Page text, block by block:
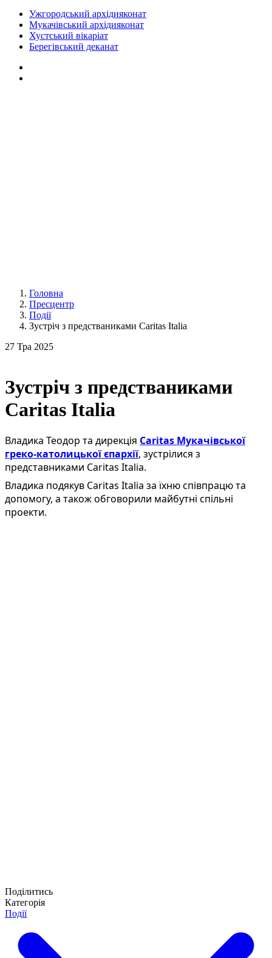
Ужгородський архідияконат
Мукачівський архідияконат
Хустський вікаріат
Берегівський деканат
Головна
Пресцентр
Події
Зустріч з предстваниками Caritas Italia
27 Тра 2025
Зустріч з предстваниками
Caritas Italia
Владика Теодор та дирекція Caritas Мукачівської
греко-католицької єпархії, зустрілися з
представниками Caritas Italia.
Владика подякув Caritas Italia за їхню співпрацю та
допомогу, а також обговорили майбутні спільні
проекти.
Поділитись
Категорія
Події